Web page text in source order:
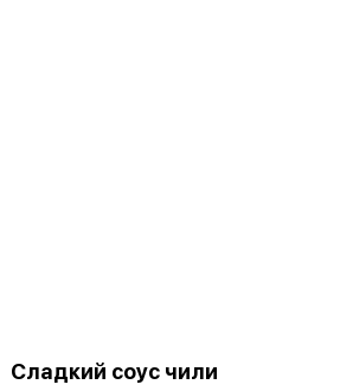
Сладкий соус чили